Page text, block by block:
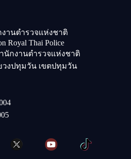
านตำรวจแห่งชาติ
Royal Thai Police
นักงานตำรวจแห่งชาติ
งปทุมวัน เขตปทุมวัน